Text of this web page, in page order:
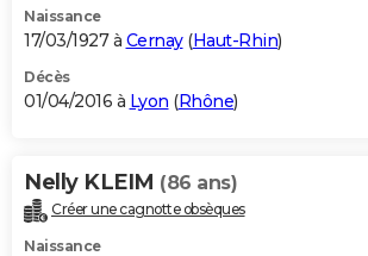
Naissance
17/03/1927 à Cernay(Haut-Rhin)
Décès
01/04/2016 à Lyon (Rhône)
Nelly KLEIM (86 ans)
Créer une cagnotte obsèques
Naissance